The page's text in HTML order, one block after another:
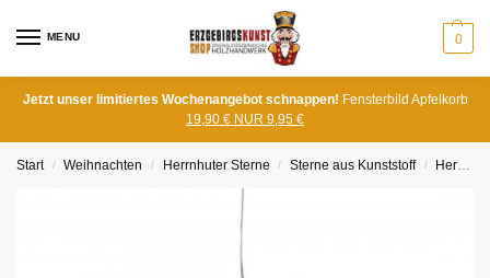
MENU 0
Jetzt unser limitiertes Wochenangebot schnappen! Fensterbild Apfelkorb
19,90 € NUR 9,95 €
Start / Weihnachten / Herrnhuter Sterne / Sterne aus Kunststoff / Herrnhuter Stern A1e, Einzelstern ca. 13cm Ø